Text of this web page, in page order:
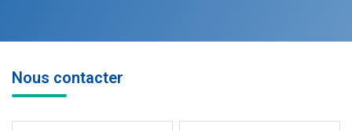
Nous contacter